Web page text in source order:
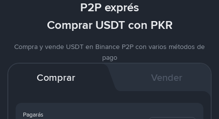
P2P exprés
Comprar USDT con PKR
Compra y vende USDT en Binance P2P con varios métodos de
pago
Comprar Vender
Pagarás